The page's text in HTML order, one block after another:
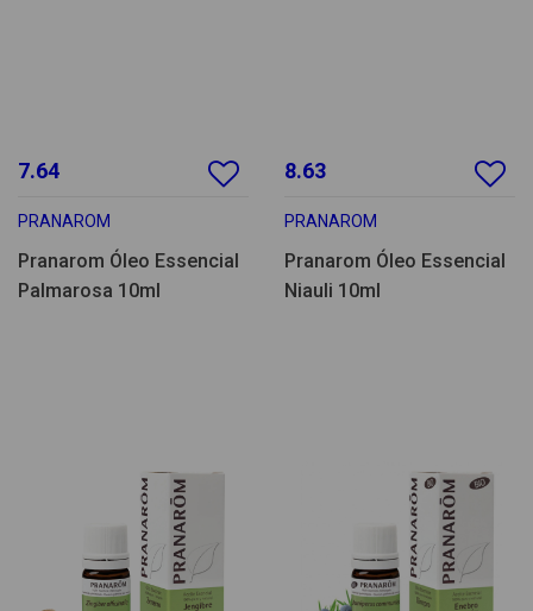
7.64
PRANAROM
Pranarom Óleo Essencial
Palmarosa 10ml
8.63
PRANAROM
Pranarom Óleo Essencial
Niauli 10ml